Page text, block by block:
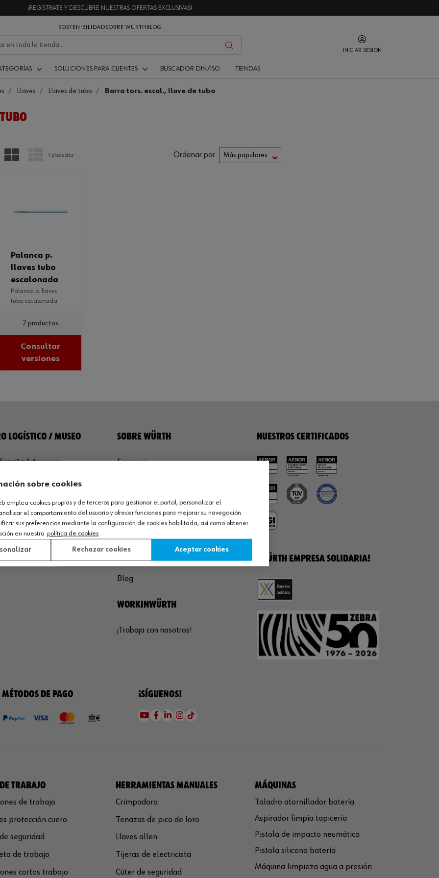
¡REGÍSTRATE Y DESCUBRE NUESTRAS OFERTAS EXCLUSIVAS!
SOSTENIBILIDADSOBRE WÜRTH BLOG
INICIAR SESIÓN
SOLUCIONES PARA CLIENTES BUSCADOR DIN/ISO TIENDAS
Llaves Llaves de tubo Barra tors. escal., llave de tubo
PARRILLA LISTA
1 productos Ordenar por
palanca p.
llaves tubo
escalonada
palanca p. llaves
tubo escalonada
2 productos
Consultar
versiones
LOGÍSTICO / MUSEO
S.A
El (Agoncillo)
España
03 01
SOBRE WÜRTH
Empresa
Compliance
Calidad
Sostenibilidad
COMUNICACIÓN
Blog
WORKINWÜRTH
¡Trabaja con nosotros!
NUESTROS CERTIFICADOS
¡WÜRTH EMPRESA SOLIDARIA!
MÉTODOS DE PAGO ¡SÍGUENOS!
TRABAJO
de trabajo
protección cuero
seguridad
de trabajo
cortos trabajo
HERRAMIENTAS MANUALES
Crimpadora
Tenazas de pico de loro
Llaves allen
Tijeras de electricista
Cúter de seguridad
MÁQUINAS
Taladro atornillador batería
Aspirador limpia tapicería
Pistola de impacto neumática
Pistola silicona batería
Máquina limpieza agua a presión
sobre cookies
emplea cookies propias y de terceros para gestionar el portal, personalizar el
el comportamiento del usuario y ofrecer funciones para mejorar su navegación.
sus preferencias mediante la configuración de cookies habilitada, así como obtener
en nuestra política de cookies
Rechazar cookies Aceptar cookies